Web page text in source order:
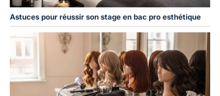
Astuces pour réussir son stage en bac pro esthétique